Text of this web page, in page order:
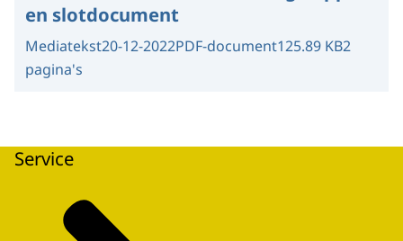
en slotdocument
Mediatekst20-12-2022PDF-document125.89 KB2
pagina's
Service